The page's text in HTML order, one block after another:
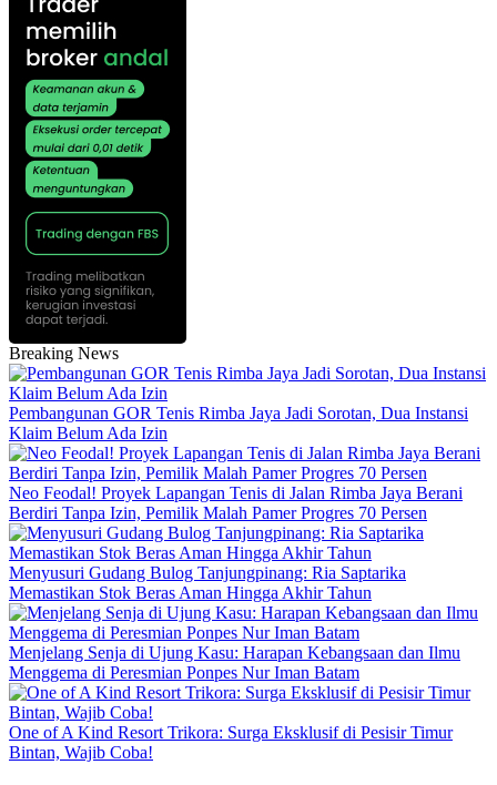
Breaking News
Pembangunan GOR Tenis Rimba Jaya Jadi Sorotan, Dua Instansi
Klaim Belum Ada Izin
Neo Feodal! Proyek Lapangan Tenis di Jalan Rimba Jaya Berani
Berdiri Tanpa Izin, Pemilik Malah Pamer Progres 70 Persen
Menyusuri Gudang Bulog Tanjungpinang: Ria Saptarika
Memastikan Stok Beras Aman Hingga Akhir Tahun
Menjelang Senja di Ujung Kasu: Harapan Kebangsaan dan Ilmu
Menggema di Peresmian Ponpes Nur Iman Batam
One of A Kind Resort Trikora: Surga Eksklusif di Pesisir Timur
Bintan, Wajib Coba!